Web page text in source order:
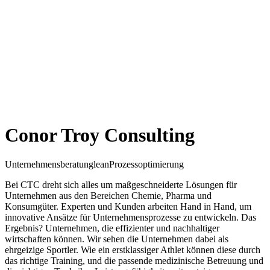
Conor Troy Consulting
UnternehmensberatungleanProzessoptimierung
Bei CTC dreht sich alles um maßgeschneiderte Lösungen für
Unternehmen aus den Bereichen Chemie, Pharma und
Konsumgüter. Experten und Kunden arbeiten Hand in Hand, um
innovative Ansätze für Unternehmensprozesse zu entwickeln. Das
Ergebnis? Unternehmen, die effizienter und nachhaltiger
wirtschaften können. Wir sehen die Unternehmen dabei als
ehrgeizige Sportler. Wie ein erstklassiger Athlet können diese durch
das richtige Training, und die passende medizinische Betreuung und